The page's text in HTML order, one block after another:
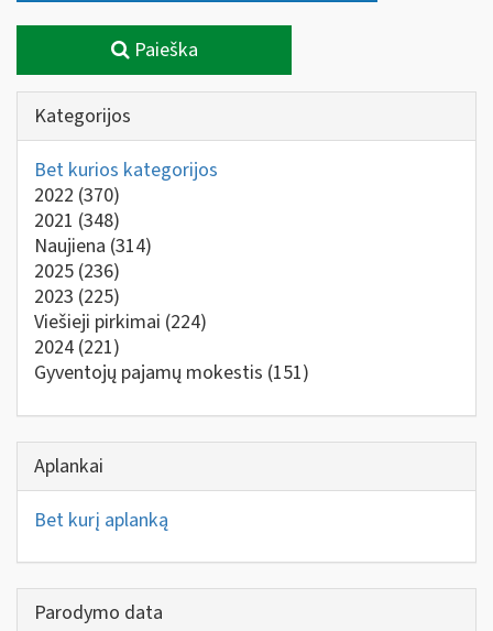
Paieška
Kategorijos
Bet kurios kategorijos
2022 (370)
2021 (348)
Naujiena (314)
2025 (236)
2023 (225)
Viešieji pirkimai (224)
2024 (221)
Gyventojų pajamų mokestis (151)
Aplankai
Bet kurį aplanką
Parodymo data